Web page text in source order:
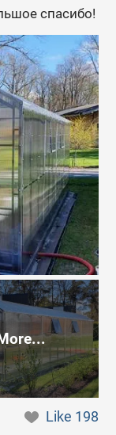
спасибо!
Like 198